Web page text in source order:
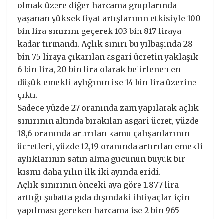
olmak üzere diğer harcama gruplarında
yaşanan yüksek fiyat artışlarının etkisiyle 100
bin lira sınırını geçerek 103 bin 817 liraya
kadar tırmandı. Açlık sınırı bu yılbaşında 28
bin 75 liraya çıkarılan asgari ücretin yaklaşık
6 bin lira, 20 bin lira olarak belirlenen en
düşük emekli aylığının ise 14 bin lira üzerine
çıktı.
Sadece yüzde 27 oranında zam yapılarak açlık
sınırının altında bırakılan asgari ücret, yüzde
18,6 oranında artırılan kamu çalışanlarının
ücretleri, yüzde 12,19 oranında artırılan emekli
aylıklarının satın alma gücünün büyük bir
kısmı daha yılın ilk iki ayında eridi.
Açlık sınırının önceki aya göre 1.877 lira
arttığı şubatta gıda dışındaki ihtiyaçlar için
yapılması gereken harcama ise 2 bin 965